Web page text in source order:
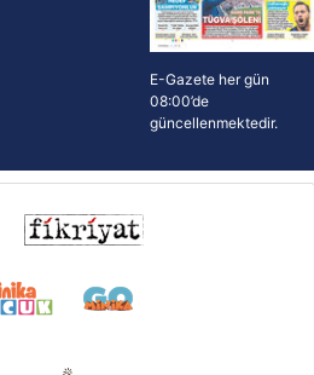
E-Gazete her gün
08:00’de
güncellenmektedir.